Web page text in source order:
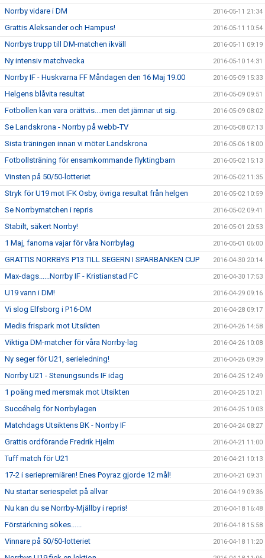
Norrby vidare i DM 2016-05-11 21:34
Grattis Aleksander och Hampus! 2016-05-11 10:54
Norrbys trupp till DM-matchen ikväll 2016-05-11 09:19
Ny intensiv matchvecka 2016-05-10 14:31
Norrby IF - Huskvarna FF Måndagen den 16 Maj 19.00 2016-05-09 15:33
Helgens blåvita resultat 2016-05-09 09:51
Fotbollen kan vara orättvis....men det jämnar ut sig. 2016-05-09 08:02
Se Landskrona - Norrby på webb-TV 2016-05-08 07:13
Sista träningen innan vi möter Landskrona 2016-05-06 18:00
Fotbollsträning för ensamkommande flyktingbarn 2016-05-02 15:13
Vinsten på 50/50-lotteriet 2016-05-02 11:35
Stryk för U19 mot IFK Osby, övriga resultat från helgen 2016-05-02 10:59
Se Norrbymatchen i repris 2016-05-02 09:41
Stabilt, säkert Norrby! 2016-05-01 20:53
1 Maj, fanorna vajar för våra Norrbylag 2016-05-01 06:00
GRATTIS NORRBYS P13 TILL SEGERN I SPARBANKEN CUP 2016-04-30 20:14
Max-dags......Norrby IF - Kristianstad FC 2016-04-30 17:53
U19 vann i DM! 2016-04-29 09:16
Vi slog Elfsborg i P16-DM 2016-04-28 09:17
Medis frispark mot Utsikten 2016-04-26 14:58
Viktiga DM-matcher för våra Norrby-lag 2016-04-26 10:08
Ny seger för U21, serieledning! 2016-04-26 09:39
Norrby U21 - Stenungsunds IF idag 2016-04-25 12:49
1 poäng med mersmak mot Utsikten 2016-04-25 10:21
Succéhelg för Norrbylagen 2016-04-25 10:03
Matchdags Utsiktens BK - Norrby IF 2016-04-24 08:27
Grattis ordförande Fredrik Hjelm 2016-04-21 11:00
Tuff match för U21 2016-04-21 10:13
17-2 i seriepremiären! Enes Poyraz gjorde 12 mål! 2016-04-21 09:31
Nu startar seriespelet på allvar 2016-04-19 09:36
Nu kan du se Norrby-Mjällby i repris! 2016-04-18 16:48
Förstärkning sökes...... 2016-04-18 15:58
Vinnare på 50/50-lotteriet 2016-04-18 11:20